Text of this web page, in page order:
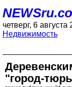
четверг, 6 августа
Недвижимость
"город-